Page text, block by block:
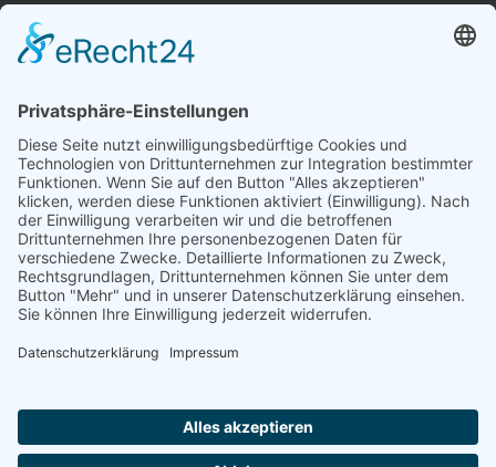
FORMULARE
Abteilungsbeitrag aktive Spieler:
Jugendliche unter 18: 25 EUR
Erwachsene: 50 EUR
UMMELDEANTRAG
ÜBUNGSLEITERZUWENDUNGEN
INTERNE DOKUMENTE
Impressum
Datenschutz